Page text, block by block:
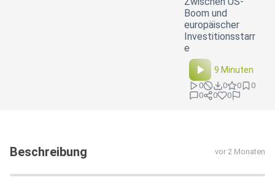
Boom und
europäischer
Investitionsstarr
e
9 Minuten
0 0 0
0
0
0 0
Beschreibung vor 2 Monaten